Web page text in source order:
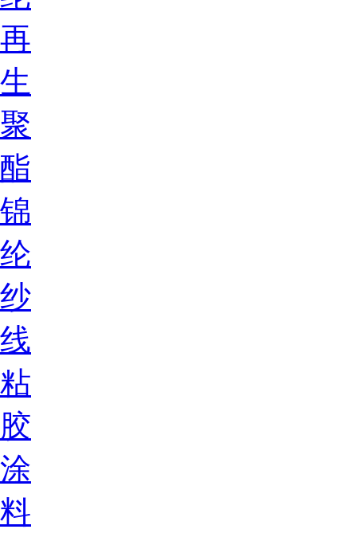
再
生
聚
酯
锦
纶
纱
线
粘
胶
涂
料